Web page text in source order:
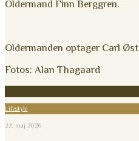
Oldermand Finn Berggren.
Oldermanden optager Carl
Fotos: Alan Thagaard
Lifestyle
22. maj 2026